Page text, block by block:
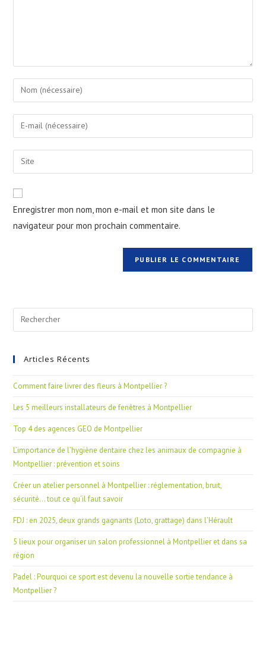
Enregistrer mon nom, mon e-mail et mon site dans le
navigateur pour mon prochain commentaire.
Articles Récents
Comment faire livrer des fleurs à Montpellier ?
Les 5 meilleurs installateurs de fenêtres à Montpellier
Top 4 des agences GEO de Montpellier
L’importance de l’hygiène dentaire chez les animaux de compagnie à
Montpellier : prévention et soins
Créer un atelier personnel à Montpellier : réglementation, bruit,
sécurité… tout ce qu’il faut savoir
FDJ : en 2025, deux grands gagnants (Loto, grattage) dans l’Hérault
5 lieux pour organiser un salon professionnel à Montpellier et dans sa
région
Padel : Pourquoi ce sport est devenu la nouvelle sortie tendance à
Montpellier ?